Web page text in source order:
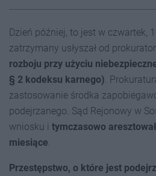
Dzień później, to jest w czwartek,
zatrzymany usłyszał od
rozboju przy użyciu
§ 2 kodeksu karnego) .
zastosowanie środka
podejrzanego. Sąd Rejonowy w
wniosku i tymczasowo
miesiące
Przestępstwo, o które jest